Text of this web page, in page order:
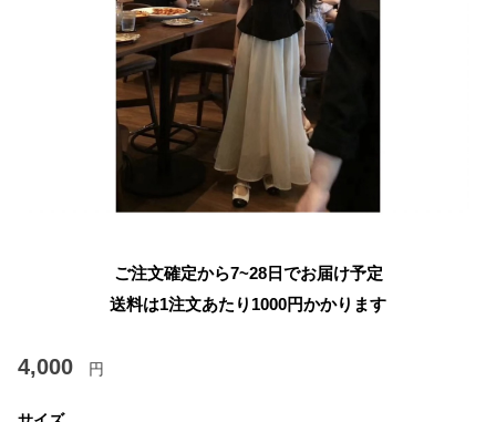
ご注文確定から7~28日でお届け予定
送料は1注文あたり 1000円かかります
4,000 円